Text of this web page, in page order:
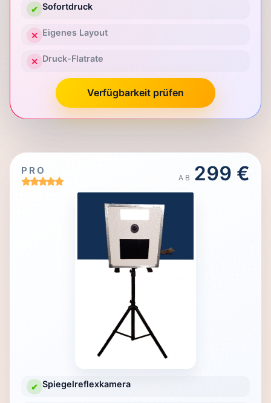
✔ Sofortdruck
✕ Eigenes Layout
✕ Druck-Flatrate
Verfügbarkeit prüfen
PRO
AB 299 €
✔ Spiegelreflexkamera